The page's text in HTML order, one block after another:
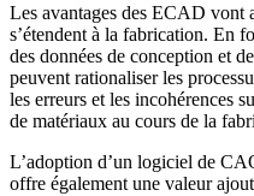
Les avantages des ECAD vont
s’étendent à la fabrication. En
des données de conception et
peuvent rationaliser les
les erreurs et les incohérences
de matériaux au cours de la
L’adoption d’un logiciel de
offre également une valeur